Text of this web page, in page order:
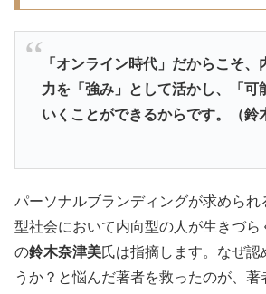
「オンライン時代」だからこそ、
力を「強み」として活かし、「可
いくことができるからです。（鈴
パーソナルブランディングが求められ
型社会において内向型の人が生きづら
の鈴木奈津美氏は指摘します。なぜ認
うか？と悩んだ著者を救ったのが、